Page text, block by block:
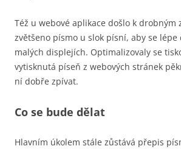
Též u webové aplikace došlo k drobným
zvětšeno písmo u slok písní, aby se lépe
malých displejích. Optimalizovaly se
vytisknutá píseň z webových stránek
ní dobře zpívat.
Co se bude dělat
Hlavním úkolem stále zůstává přepis